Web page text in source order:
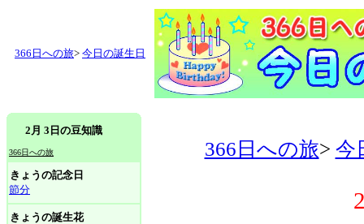
366日への旅> 今日の誕生日
2月 3日の豆知識
366日への旅
きょうの記念日
節分
きょうの誕生花
366日への旅> 今